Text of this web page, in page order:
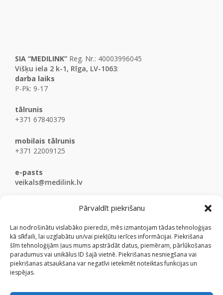
Pārvaldīt piekrišanu
Lai nodrošinātu vislabāko pieredzi, mēs izmantojam tādas tehnoloģijas
kā sīkfaili, lai uzglabātu un/vai piekļūtu ierīces informācijai. Piekrišana
šīm tehnoloģijām ļaus mums apstrādāt datus, piemēram, pārlūkošanas
paradumus vai unikālus ID šajā vietnē. Piekrišanas nesniegšana vai
piekrišanas atsaukšana var negatīvi ietekmēt noteiktas funkcijas un
iespējas.
SIA “MEDILINK” Reg. Nr.: 40003996045
Višķu iela 2 k-1, Rīga, LV-1063:
darba laiks
P-Pk: 9-17
tālrunis
+371 67840379
mobilais tālrunis
+371 22009125
e-pasts
veikals@medilink.lv